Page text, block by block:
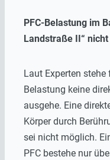
PFC-Belastung im
Landstraße II“
Laut Experten
Belastung keine
ausgehe. Eine
Körper durch
sei nicht möglich.
PFC bestehe nur